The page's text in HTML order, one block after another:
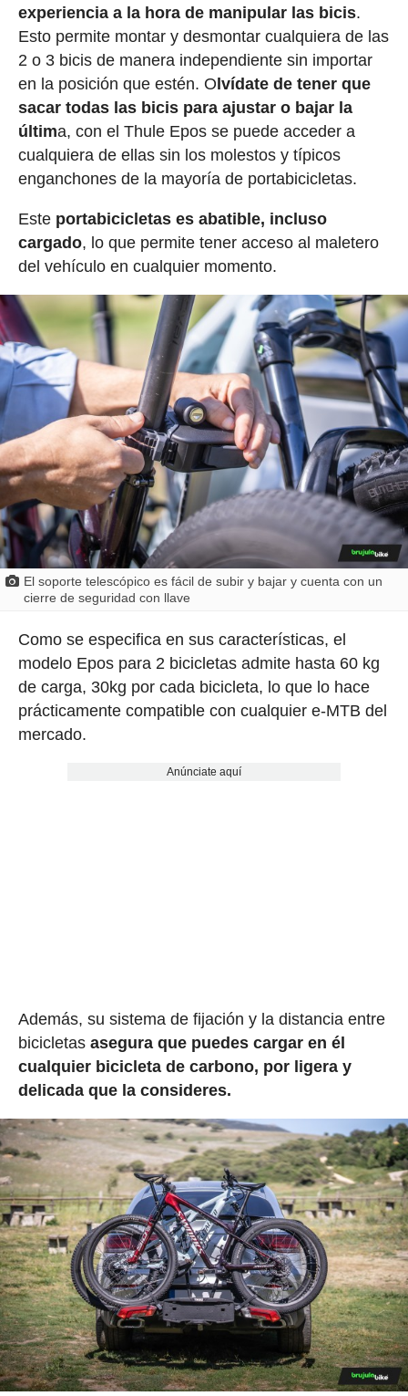
experiencia a la hora de manipular las bicis.
Esto permite montar y desmontar cualquiera de las
2 o 3 bicis de manera independiente sin importar
en la posición que estén. Olvídate de tener que
sacar todas las bicis para ajustar o bajar la
última, con el Thule Epos se puede acceder a
cualquiera de ellas sin los molestos y típicos
enganchones de la mayoría de portabicicletas.
Este portabicicletas es abatible, incluso
cargado, lo que permite tener acceso al maletero
del vehículo en cualquier momento.
El soporte telescópico es fácil de subir y bajar y cuenta con un
cierre de seguridad con llave
Como se especifica en sus características, el
modelo Epos para 2 bicicletas admite hasta 60 kg
de carga, 30kg por cada bicicleta, lo que lo hace
prácticamente compatible con cualquier e-MTB del
mercado.
Anúnciate aquí
Además, su sistema de fijación y la distancia entre
bicicletas asegura que puedes cargar en él
cualquier bicicleta de carbono, por ligera y
delicada que la consideres.